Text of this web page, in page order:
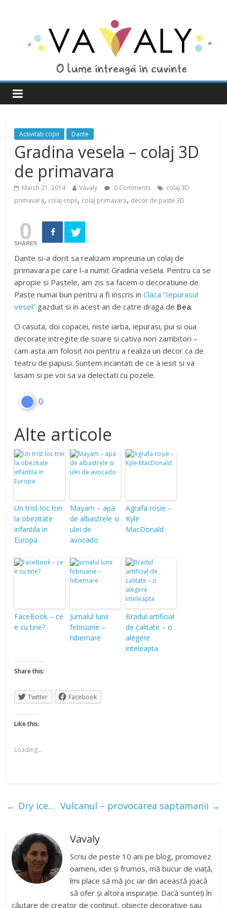
Activitati copii Dante
Gradina vesela – colaj 3D
de primavara
March 21, 2014 Vavaly 0 Comments
colaj 3D
primavara, colaj copii, colaj primavara, decor de paste 3D
0
SHARES
Dante si-a dorit sa realizam impreuna un colaj de
primavara pe care l-a numit Gradina vesela. Pentru ca se
apropie si Pastele, am zis sa facem o decoratiune de
Paste numai bun pentru a fi inscris in Claca “Iepurasul
vesel” gazduit si in acest an de catre draga de Bea.
O casuta, doi copacei, niste iarba, iepurasi, pui si oua
decorate intregite de soare si cativa nori zambitori –
cam asta am folosit noi pentru a realiza un decor ca de
teatru de papusi. Suntem incantati de ce a iesit si va
lasam si pe voi sa va delectati cu pozele.
0
Alte articole
Un trist loc trei
la obezitate
infantila in
Europa
Mayam – apa
de albastrele si
ulei de
avocado
Agrafa roșie –
Kyle
MacDonald
FaceBook – ce
e cu tine?
Jurnalul lunii
februarie –
hibernare
Bradul artificial
de calitate – o
alegere
inteleapta
Share this:
Twitter Facebook
Like this:
Loading...
← Dry ice… Vulcanul – provocarea saptamanii →
Vavaly
Scriu de peste 10 ani pe blog, promovez
oameni, idei și frumos, mă bucur de viață,
îmi place să mă joc iar din această joacă
să ofer și altora inspirație. Dacă sunteți în
căutare de creator de conținut, obiecte decorative sau